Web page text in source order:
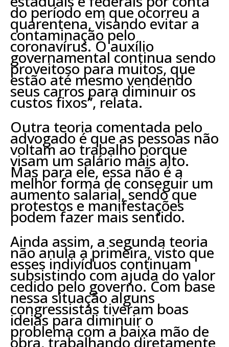
do período em que ocorreu a
quarentena, visando evitar a
contaminação pelo
coronavírus. O auxílio
governamental continua sendo
proveitoso para muitos, que
estão até mesmo vendendo
seus carros para diminuir os
custos fixos”, relata.
Outra teoria comentada pelo
advogado é que as pessoas não
voltam ao trabalho porque
visam um salário mais alto.
Mas para ele, essa não é a
melhor forma de conseguir um
aumento salarial, sendo que
protestos e manifestações
podem fazer mais sentido.
Ainda assim, a segunda teoria
não anula a primeira, visto que
esses indivíduos continuam
subsistindo com ajuda do valor
cedido pelo governo. Com base
nessa situação alguns
congressistas tiveram boas
ideias para diminuir o
problema com a baixa mão de
obra, trabalhando diretamente